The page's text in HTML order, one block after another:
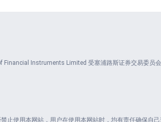
Instruments Limited 受塞浦路斯证券交易委员
使用本网站，用户在使用本网站时，均有责任确保自